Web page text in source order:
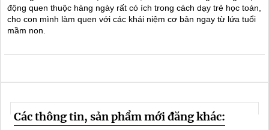
động quen thuộc hàng ngày rất có ích trong cách dạy trẻ học toán,
cho con mình làm quen với các khái niệm cơ bản ngay từ lứa tuổi
mầm non.
Các thông tin, sản phẩm mới đăng khác: